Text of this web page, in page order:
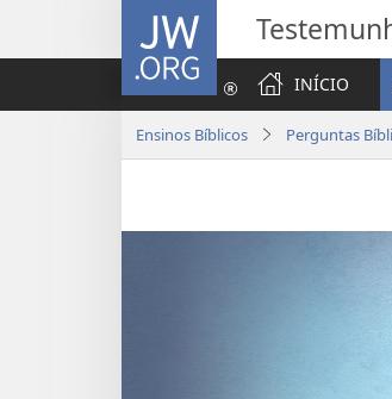
JW.ORG
INÍCIO
Ensinos Bíblicos Perguntas